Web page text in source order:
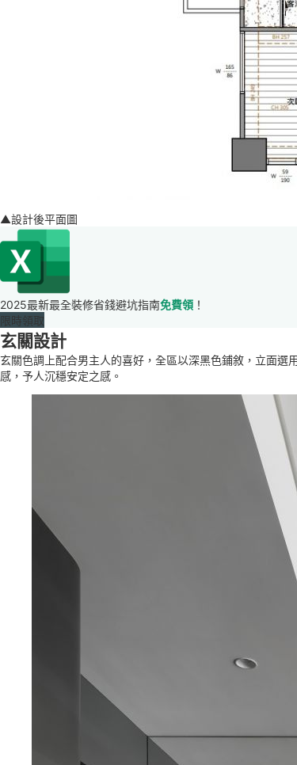
▲設計後平面圖
2025最新最全裝修省錢避坑指南免費領 ！
限時領取
玄關設計
玄關色調上配合男主人的喜好，全區以深黑色鋪敘，立面
感，予人沉穩安定之感。